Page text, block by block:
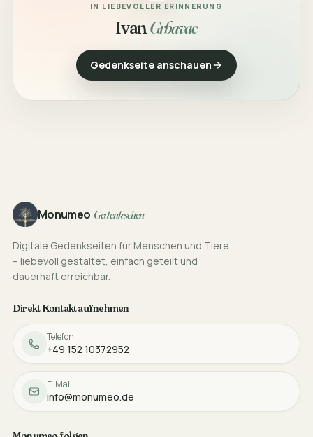
IN LIEBEVOLLER ERINNERUNG
IvanGrbavac
Gedenkseite anschauen
FooterMonumeo Gedenkseiten
Digitale Gedenkseiten für Menschen und Tiere
– liebevoll gestaltet, einfach geteilt und
dauerhaft erreichbar.
Direkt Kontakt aufnehmen
Telefon
+49 152 10372952
E-Mail
info@monumeo.de